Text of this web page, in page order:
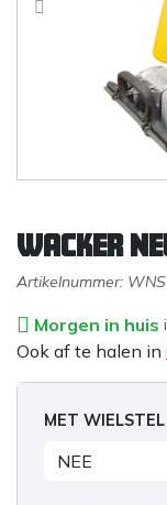
Wacker
Artikelnummer:
Morgen in huis
Ook af te halen in
MET WIELSTEL